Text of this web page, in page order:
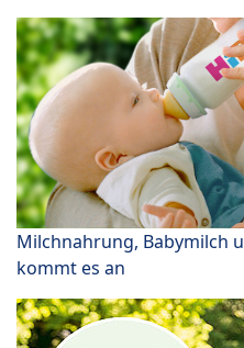
Milchnahrung, Babymilch
kommt es an